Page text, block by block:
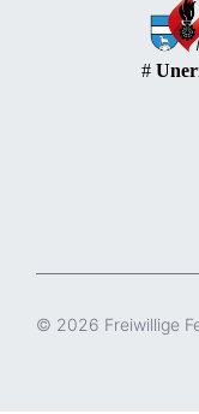
#
© 2026 Freiwillige